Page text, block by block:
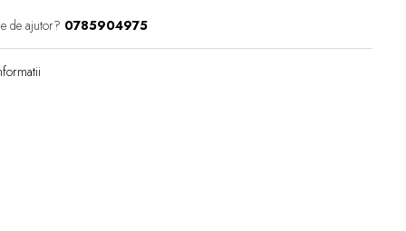
de ajutor? 0785904975